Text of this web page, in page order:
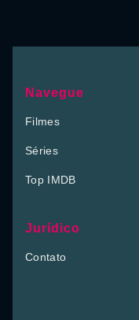
Navegue
Filmes
Séries
Top IMDB
Jurídico
Contato